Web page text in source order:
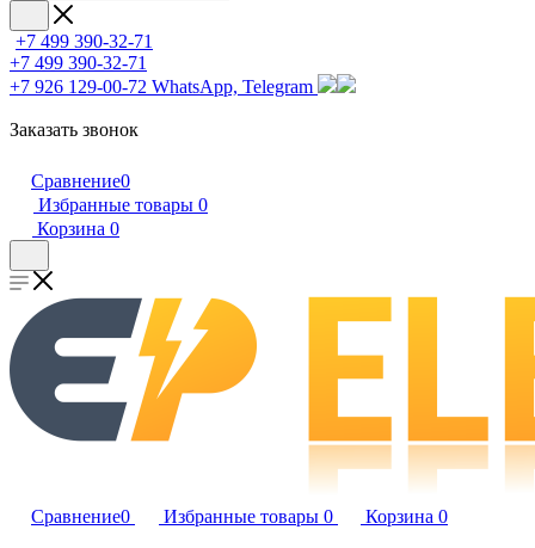
+7 499 390-32-71
+7 499 390-32-71
+7 926 129-00-72 WhatsApp, Telegram
Заказать звонок
Сравнение0
Избранные товары 0
Корзина 0
Сравнение0 Избранные товары 0 Корзина 0